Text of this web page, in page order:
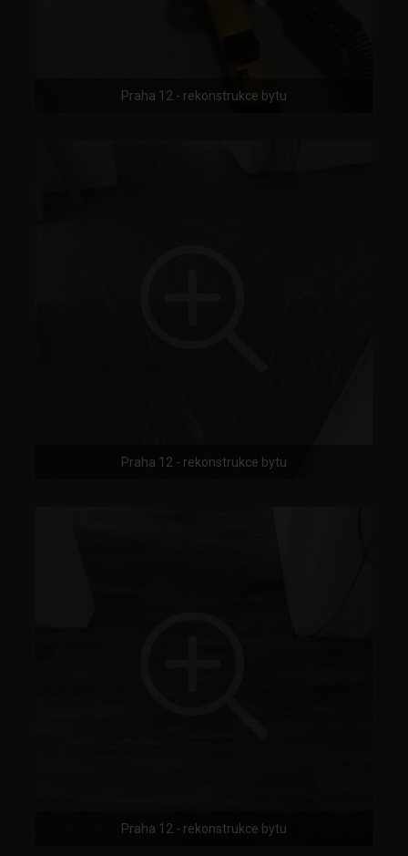
Praha 12 - rekonstrukce bytu
Praha 12 - rekonstrukce bytu
Praha 12 - rekonstrukce bytu